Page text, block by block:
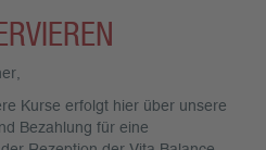
Kurse erfolgt hier über unsere
Bezahlung für eine